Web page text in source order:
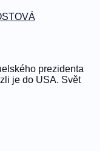
prezidenta
je do USA. Svět